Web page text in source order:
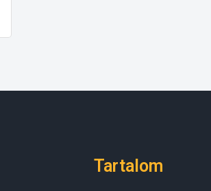
Tartalom